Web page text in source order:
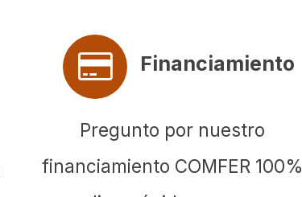
Financiamiento
Pregunto por nuestro
financiamiento COMFER 100%